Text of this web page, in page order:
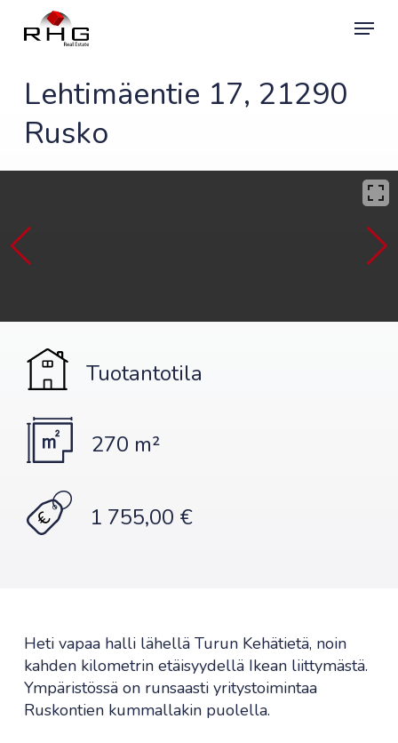
Menu
Lehtimäentie 17, 21290
Rusko
Tuotantotila
270 m²
1 755,00 €
Heti vapaa halli lähellä Turun Kehätietä, noin
kahden kilometrin etäisyydellä Ikean liittymästä.
Ympäristössä on runsaasti yritystoimintaa
Ruskontien kummallakin puolella.